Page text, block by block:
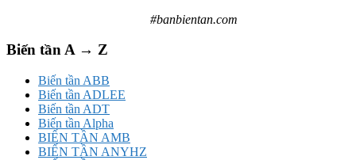
#banbientan.com
Biến tần A → Z
Biến tần ABB
Biến tần ADLEE
Biến tần ADT
Biến tần Alpha
BIẾN TẦN AMB
BIẾN TẦN ANYHZ